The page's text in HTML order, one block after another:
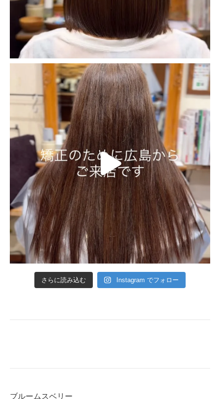
さらに読み込む Instagram でフォロー
ブルームスベリー